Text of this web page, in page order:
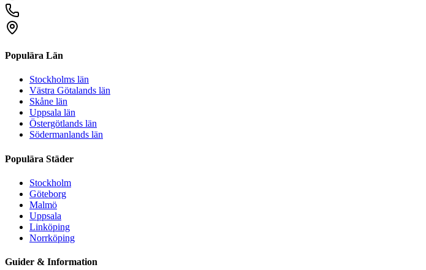
Populära Län
Stockholms län
Västra Götalands län
Skåne län
Uppsala län
Östergötlands län
Södermanlands län
Populära Städer
Stockholm
Göteborg
Malmö
Uppsala
Linköping
Norrköping
Guider & Information